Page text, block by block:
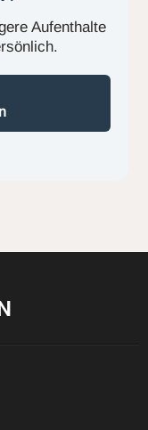
Aufenthalte